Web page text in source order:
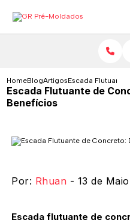
HomeBlogArtigosEscada
Escada Flutuante de
Benefícios
Por: Rhuan - 13 de
Escada flutuante de